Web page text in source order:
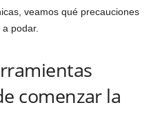
veamos qué precauciones
podar.
comenzar la